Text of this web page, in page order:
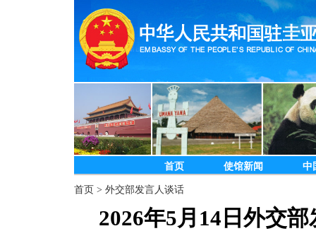
首页 使馆新闻 中
首页 > 外交部发言人谈话
2026年5月14日外交